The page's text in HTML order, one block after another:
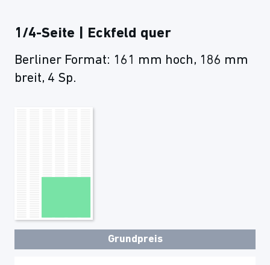
1/4-Seite | Eckfeld quer
Berliner Format: 161 mm hoch, 186 mm
breit, 4 Sp.
Grundpreis